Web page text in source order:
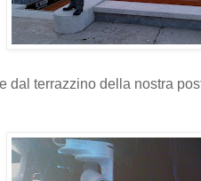
dal terrazzino della nostra